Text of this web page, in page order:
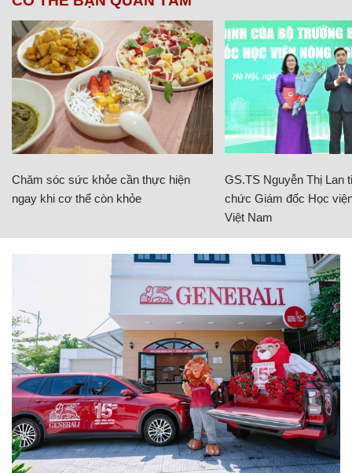
Chăm sóc sức khỏe cần thực hiện
ngay khi cơ thể còn khỏe
GS.TS Nguyễn Thị Lan
chức Giám đốc Học
Việt Nam